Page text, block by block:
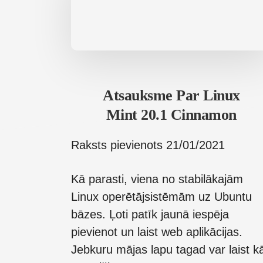
Atsauksme Par Linux
Mint 20.1 Cinnamon
Raksts pievienots 21/01/2021
Kā parasti, viena no stabilākajām
Linux operētājsistēmām uz Ubuntu
bāzes. Ļoti patīk jaunā iespēja
pievienot un laist web aplikācijas.
Jebkuru mājas lapu tagad var laist